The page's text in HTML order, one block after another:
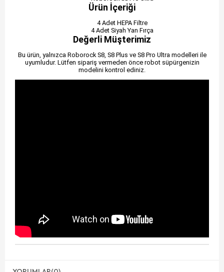
Ürün İçeriği
4 Adet HEPA Filtre
4 Adet Siyah Yan Fırça
Değerli Müşterimiz
Bu ürün, yalnızca Roborock S8, S8 Plus ve S8 Pro Ultra modelleri ile
uyumludur. Lütfen sipariş vermeden önce robot süpürgenizin
modelini kontrol ediniz.